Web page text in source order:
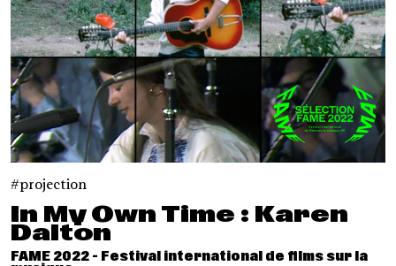
projection
In My Own Time : Karen
Dalton
FAME 2022 - Festival international de films sur la